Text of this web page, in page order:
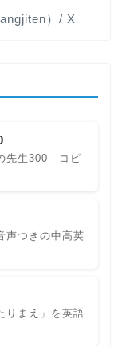
）/ X
先生300｜コピ
声つきの中高英
りまえ」を英語